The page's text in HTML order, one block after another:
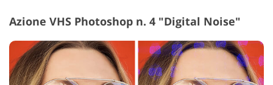
Azione VHS Photoshop n. 4 "Digital Noise"